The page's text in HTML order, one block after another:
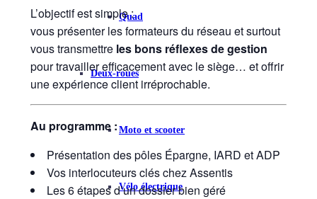
Quad
Deux-roues
Moto et scooter
Vélo électrique
L’objectif est simple :
vous présenter les formateurs du réseau et surtout
vous transmettre les bons réflexes de gestion
pour travailler efficacement avec le siège… et offrir
une expérience client irréprochable.
Au programme :
Présentation des pôles Épargne, IARD et ADP
Vos interlocuteurs clés chez Assentis
Les 6 étapes d’un dossier bien géré